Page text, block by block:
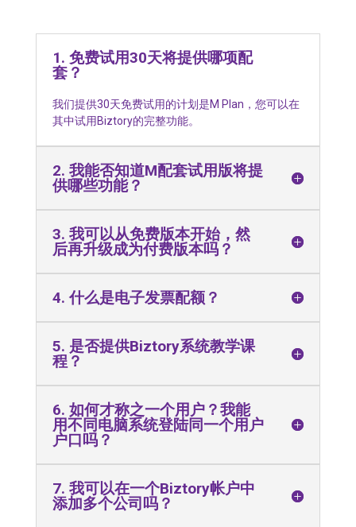
1. 免费试用30天将提供哪项配
套？
我们提供30天免费试用的计划是M Plan，您可以在
其中试用Biztory的完整功能。
2. 我能否知道M配套试用版将提
供哪些功能？
3. 我可以从免费版本开始，然
后再升级成为付费版本吗？
4. 什么是电子发票配额？
5. 是否提供Biztory系统教学课
程？
6. 如何才称之一个用户？我能
用不同电脑系统登陆同一个用户
户口吗？
7. 我可以在一个Biztory帐户中
添加多个公司吗？